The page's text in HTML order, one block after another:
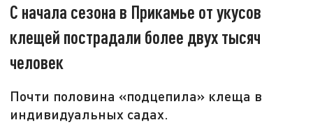
С начала сезона в Прикамье от укусов
клещей пострадали более двух тысяч
человек
Почти половина «подцепила» клеща в
индивидуальных садах.